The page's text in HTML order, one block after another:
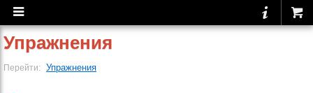
Упражнения
Перейти: Упражнения